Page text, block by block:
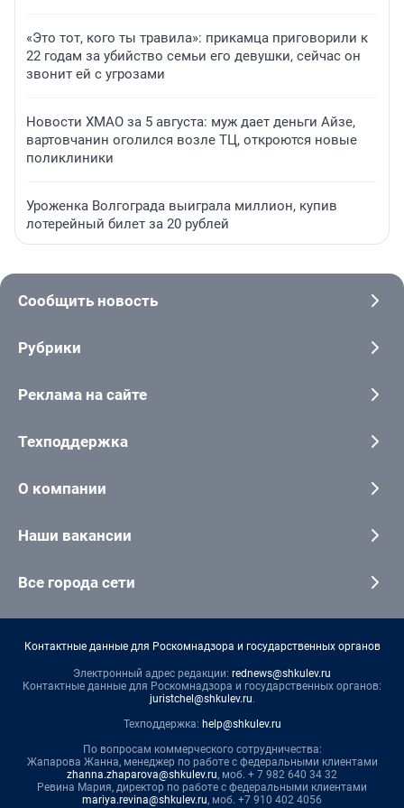
«Это тот, кого ты травила»: прикамца приговорили к
22 годам за убийство семьи его девушки, сейчас он
звонит ей с угрозами
Новости ХМАО за 5 августа: муж дает деньги Айзе,
вартовчанин оголился возле ТЦ, откроются новые
поликлиники
Уроженка Волгограда выиграла миллион, купив
лотерейный билет за 20 рублей
Сообщить новость
Рубрики
Реклама на сайте
Техподдержка
О компании
Наши вакансии
Все города сети
Контактные данные для Роскомнадзора и государственных органов
Электронный адрес редакции: rednews@shkulev.ru
Контактные данные для Роскомнадзора и государственных органов:
juristchel@shkulev.ru.
Техподдержка: help@shkulev.ru
По вопросам коммерческого сотрудничества:
Жапарова Жанна, менеджер по работе с федеральными клиентами
zhanna.zhaparova@shkulev.ru, моб. + 7 982 640 34 32
Ревина Мария, директор по работе с федеральными клиентами
mariya.revina@shkulev.ru, моб. +7 910 402 4056